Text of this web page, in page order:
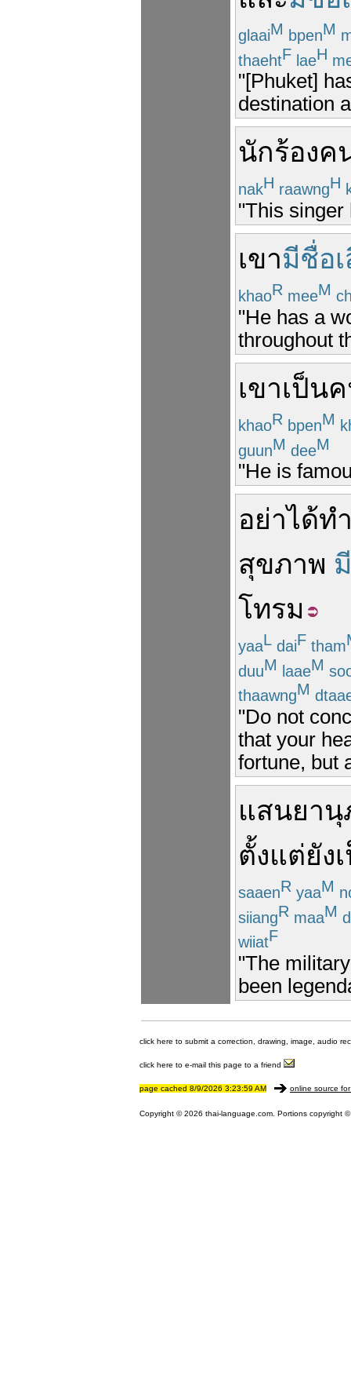
glaaiM bpenM
thaehtF laeH
"[Phuket]
destination
นักร้องค
nakH raawngH
"This singer
เขามีชื่อ
khaoR meeM
"He has a
throughout
เขาเป็น
khaoR bpenM
guunM deeM
"He is
อย่าได้ท
สุขภาพ
โทรม
yaaL daiF tham
duuM laaeM
thaawngM
"Do not
that your
fortune, but
แสนยานุ
ตั้งแต่ยัง
saaenR yaaM
siiangR maaM
wiiatF
"The
been
click here to submit a correction, drawing, image, audio
click here to e-mail this page to a friend
page cached 8/9/2026 3:23:59 AM online source
Copyright © 2026 thai-language.com. Portions copyright